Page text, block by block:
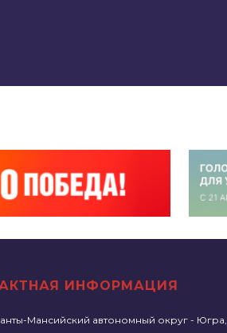
ИНФОРМАЦИЯ
Мансийский автономный округ - Югра,